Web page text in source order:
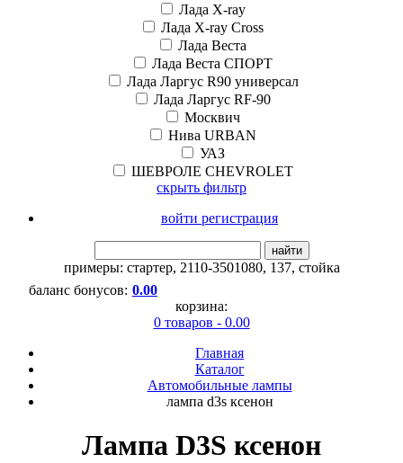
Лада X-ray
Лада X-ray Cross
Лада Веста
Лада Веста СПОРТ
Лада Ларгус R90 универсал
Лада Ларгус RF-90
Москвич
Нива URBAN
УАЗ
ШЕВРОЛЕ CHEVROLET
скрыть фильтр
войти регистрация
найти
примеры: стартер, 2110-3501080, 137, стойка
баланс бонусов: 0.00
корзина:
0 товаров - 0.00
Главная
Каталог
Автомобильные лампы
лампа d3s ксенон
Лампа D3S ксенон